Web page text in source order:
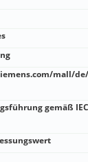
mall/
gemäß IEC